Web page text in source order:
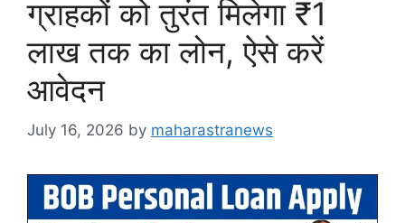
ग्राहकों को तुरंत मिलेगा ₹1
लाख तक का लोन, ऐसे करें
आवेदन
July 16, 2026 by maharastranews